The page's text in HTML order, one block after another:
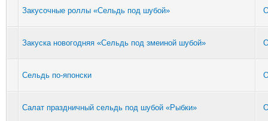
Закусочные роллы «Сельдь под шубой»
Закуска новогодняя «Сельдь под змеиной шубой»
Сельдь по-японски
Салат праздничный сельдь под шубой «Рыбки»